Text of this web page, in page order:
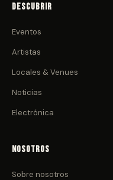
Descubrir
Eventos
Artistas
Locales & Venues
Noticias
Electrónica
Nosotros
Sobre nosotros